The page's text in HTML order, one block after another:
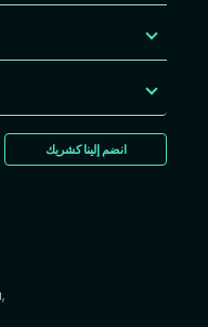
انضم إلينا كشريك